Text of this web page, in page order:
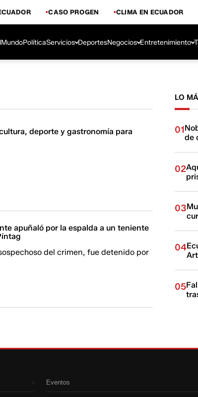
CASO PROGEN CLIMA EN ECUADOR
MundoPolíticaServicios DeportesNegocios Entretenimiento
deporte y gastronomía para
apuñaló por la espalda a un teniente
del crimen, fue detenido por
LO
01
de
02
03
04
05
› Eventos